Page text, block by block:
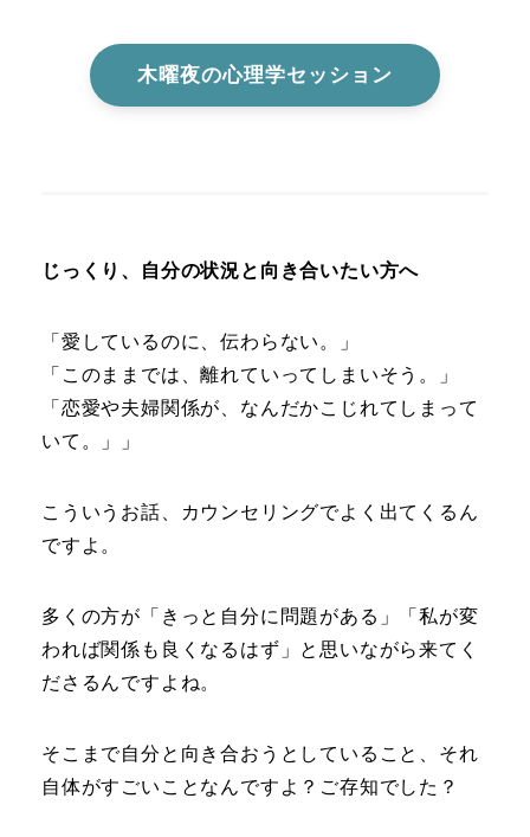
木曜夜の心理学セッション
じっくり、自分の状況と向き合いたい方へ
「愛しているのに、伝わらない。」
「このままでは、離れていってしまいそう。」
「恋愛や夫婦関係が、なんだかこじれてしまって
いて。」」
こういうお話、カウンセリングでよく出てくるん
ですよ。
多くの方が「きっと自分に問題がある」「私が変
われば関係も良くなるはず」と思いながら来てく
ださるんですよね。
そこまで自分と向き合おうとしていること、それ
自体がすごいことなんですよ？ご存知でした？